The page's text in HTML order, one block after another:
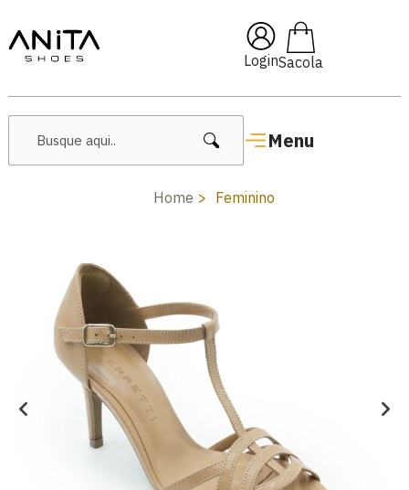
Login
Menu
🔥 Lançamentos Femininos
Home Feminino